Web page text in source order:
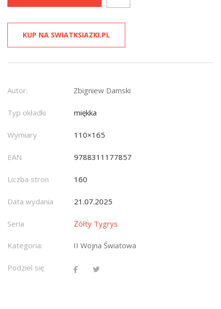
KUP NA SWIATKSIAZKI.PL
Autor: Zbigniew Damski
Typ okładki miękka
Wymiary 110×165
EAN 9788311177857
Liczba stron 160
Data wydania 21.07.2025
Seria Żółty Tygrys
Kategoria: II Wojna Światowa
Podziel się